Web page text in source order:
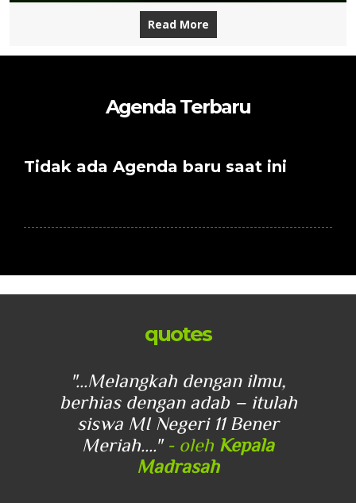
Read More
Agenda Terbaru
Tidak ada Agenda baru saat ini
quotes
"...Melangkah dengan ilmu,
berhias dengan adab – itulah
siswa MI Negeri 11 Bener
Meriah...." - oleh Kepala
Madrasah